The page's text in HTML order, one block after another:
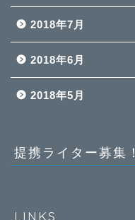
2018年7月
2018年6月
2018年5月
提携ライター募集！
LINKS